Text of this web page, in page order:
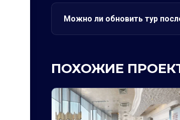
Можно ли обновить тур
ПОХОЖИЕ